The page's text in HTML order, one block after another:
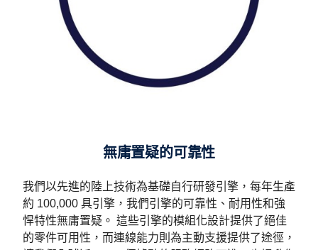
無庸置疑的可靠性
我們以先進的陸上技術為基礎自行研發引擎，每年生產
約 100,000 具引擎，我們引擎的可靠性、耐用性和強
悍特性無庸置疑。 這些引擎的模組化設計提供了絕佳
的零件可用性，而連線能力則為主動支援提供了途徑，